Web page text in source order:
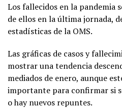
Los fallecidos en la pandemia
de ellos en la última jornada,
estadísticas de la OMS.
Las gráficas de casos y
mostrar una tendencia
mediados de enero, aunque
importante para confirmar si
o hay nuevos repuntes.